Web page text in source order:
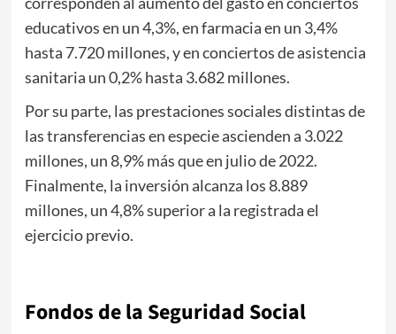
educativos en un 4,3%, en farmacia en un 3,4%
hasta 7.720 millones, y en conciertos de asistencia
sanitaria un 0,2% hasta 3.682 millones.
Por su parte, las prestaciones sociales distintas de
las transferencias en especie ascienden a 3.022
millones, un 8,9% más que en julio de 2022.
Finalmente, la inversión alcanza los 8.889
millones, un 4,8% superior a la registrada el
ejercicio previo.
Fondos de la Seguridad Social